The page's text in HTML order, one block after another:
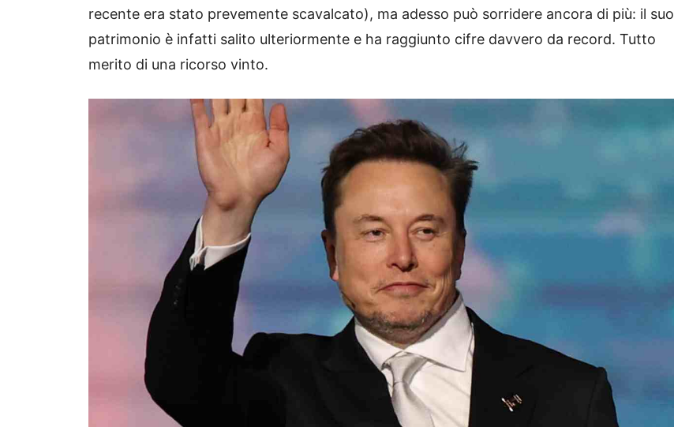
recente era stato prevemente scavalcato), ma adesso può sorridere ancora di più: il suo
patrimonio è infatti salito ulteriormente e ha raggiunto cifre davvero da record. Tutto
merito di una ricorso vinto.